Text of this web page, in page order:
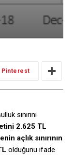
Pinterest
sınırını
2.625 TL
açlık sınırının
olduğunu ifade